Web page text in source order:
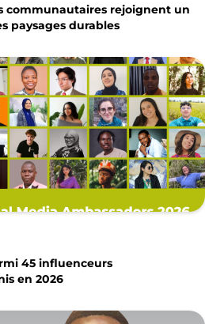
communautaires rejoignent un
paysages durables
45 influenceurs
en 2026